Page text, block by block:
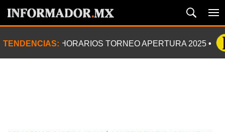
TENDENCIAS: HORARIOS TORNEO APERTURA 2025